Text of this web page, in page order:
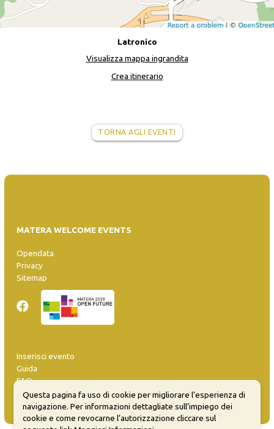
Latronico
Visualizza mappa ingrandita
Crea itinerario
TORNA AGLI EVENTI
MATERA WELCOME EVENTS
Opendata
Privacy
Sitemap
Inserisci evento
Guida
FAQ
info@materaevents.it
Questa pagina fa uso di cookie per migliorare l’esperienza di
navigazione. Per informazioni dettagliate sull’impiego dei
cookie e come revocarne l’autorizzazione cliccare sul